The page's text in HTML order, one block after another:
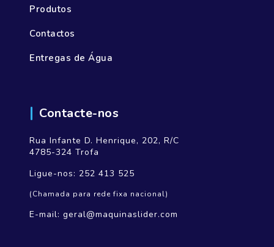
Produtos
Contactos
Entregas de Água
Contacte-nos
Rua Infante D. Henrique, 202, R/C
4785-324 Trofa
Ligue-nos: 252 413 525
(Chamada para rede fixa nacional)
E-mail: geral@maquinaslider.com